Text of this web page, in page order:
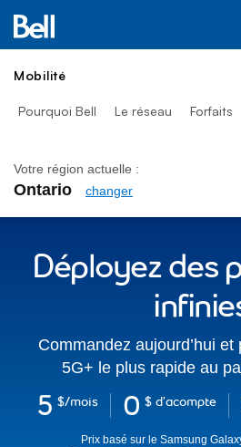
Mobilité
Pourquoi Bell Le réseau Forfaits
Votre région actuelle :
Ontario changer
Déployez des
Commandez aujourd’hui
5G+ le plus rapide au
footnote
5 $/mois5 dollars par mois.
0 $ d’acompte 0
Prix basé sur le Samsung
footnote
footnote